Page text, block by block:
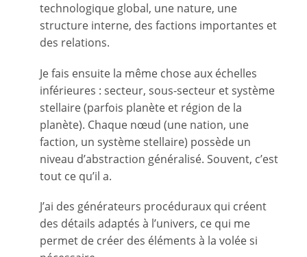
technologique global, une nature, une
structure interne, des factions importantes et
des relations.
Je fais ensuite la même chose aux échelles
inférieures : secteur, sous-secteur et système
stellaire (parfois planète et région de la
planète). Chaque nœud (une nation, une
faction, un système stellaire) possède un
niveau d’abstraction généralisé. Souvent, c’est
tout ce qu’il a.
J’ai des générateurs procéduraux qui créent
des détails adaptés à l’univers, ce qui me
permet de créer des éléments à la volée si